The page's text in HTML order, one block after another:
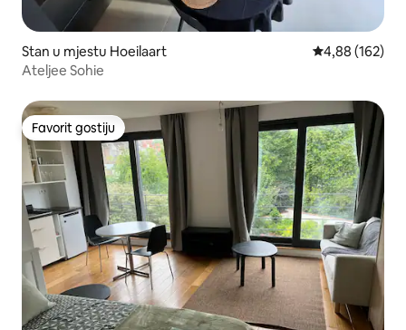
Stan u mjestu Hoeilaart Prosječna
4,88 (162)
Ateljee Sohie
Favorit gostiju
Favorit gostiju